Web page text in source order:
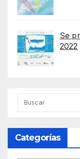
Se
2022
Categorías